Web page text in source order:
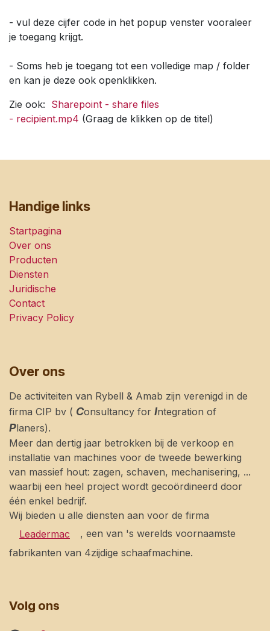
​- vul deze cijfer code in het popup venster vooraleer
je toegang krijgt.
​- Soms heb je toegang tot een volledige map / folder
en kan je deze ook openklikken.
Zie ook: Sharepoint - share files
- recipient.mp4 (Graag de klikken op de titel)
Handige links
Startpagina
Over ons
Producten
Diensten
Juridische
Contact
Privacy Policy
Over ons
De activiteiten van Rybell & Amab zijn verenigd in de
firma CIP bv ( Consultancy for Integration of
Planers).
Meer dan dertig jaar betrokken bij de verkoop en
installatie van machines voor de tweede bewerking
van massief hout: zagen, schaven, mechanisering, ...
waarbij een heel project wordt gecoördineerd door
één enkel bedrijf.
Wij bieden u alle diensten aan voor de firma
Leadermac
, een van 's werelds voornaamste
fabrikanten van 4zijdige schaafmachine.
Volg ons